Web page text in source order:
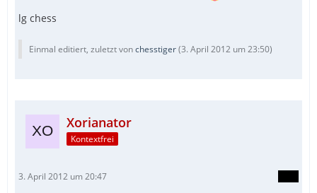
lg chess
Einmal editiert, zuletzt vonchesstiger(3. April 2012 um 23:50)
Xorianator
Kontextfrei
3. April 2012 um 20:47